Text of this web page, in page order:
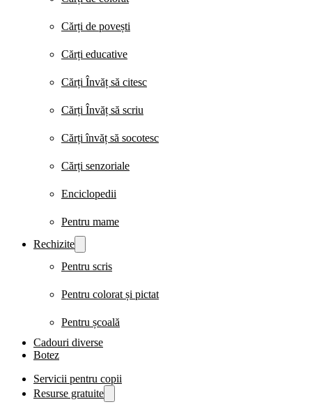
Cărți de povești
Cărți educative
Cărți Învăț să citesc
Cărți Învăț să scriu
Cărți învăț să socotesc
Cărți senzoriale
Enciclopedii
Pentru mame
Rechizite
Pentru scris
Pentru colorat și pictat
Pentru școală
Cadouri diverse
Botez
Servicii pentru copii
Resurse gratuite